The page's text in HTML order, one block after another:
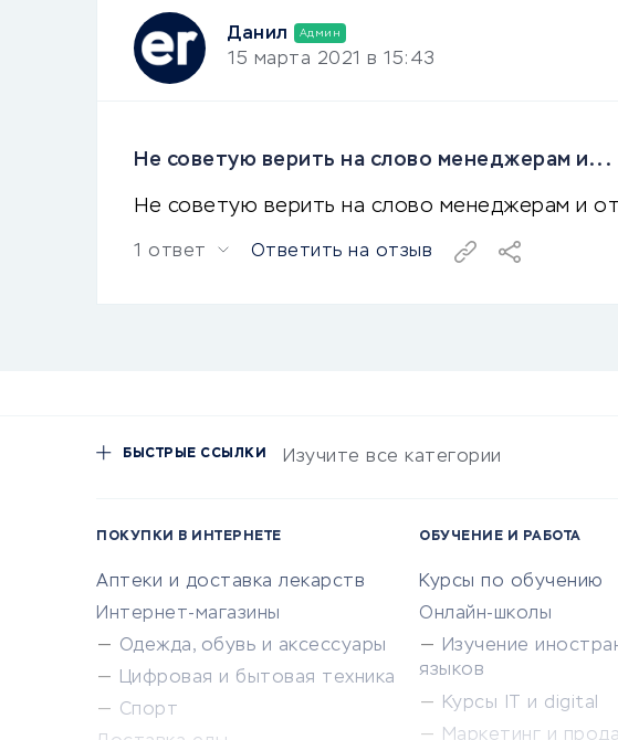
Данил Админ
15 марта 2021 в 15:43
Не советую верить на слово менеджерам и...
Не советую верить на слово менеджерам и
1 ответ Ответить на отзыв
БЫСТРЫЕ ССЫЛКИ Изучите все категории
ПОКУПКИ В ИНТЕРНЕТЕ
Аптеки и доставка лекарств
Интернет-магазины
Одежда, обувь и аксессуары
Цифровая и бытовая техника
Спорт
ОБУЧЕНИЕ И РАБОТА
Курсы по обучению
Онлайн-школы
Изучение
языков
Курсы IT и digital
Маркетинг и